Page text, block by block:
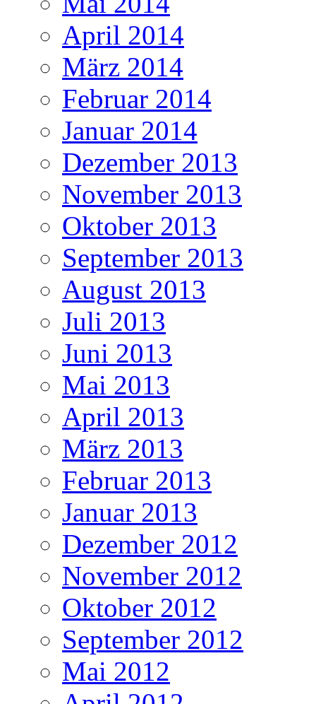
April 2014
März 2014
Februar 2014
Januar 2014
Dezember 2013
November 2013
Oktober 2013
September 2013
August 2013
Juli 2013
Juni 2013
Mai 2013
April 2013
März 2013
Februar 2013
Januar 2013
Dezember 2012
November 2012
Oktober 2012
September 2012
Mai 2012